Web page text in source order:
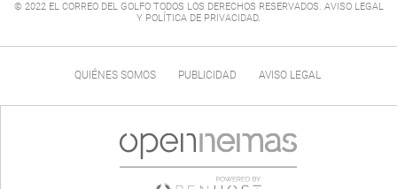
© 2022 EL CORREO DEL GOLFO TODOS LOS DERECHOS RESERVADOS. AVISO LEGAL
Y POLÍTICA DE PRIVACIDAD.
QUIÉNES SOMOS PUBLICIDAD AVISO LEGAL